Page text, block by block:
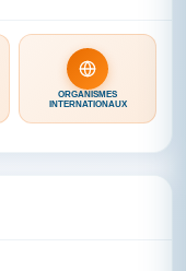
ORGANISMES
INTERNATIONAUX